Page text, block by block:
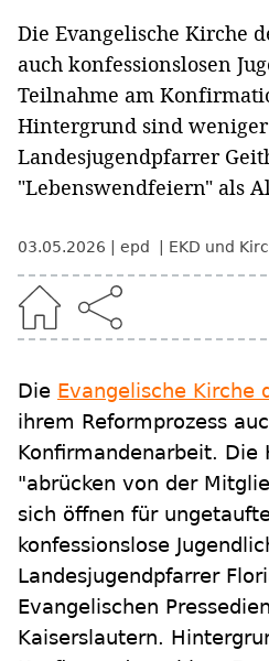
Die Evangelische Kirche
auch konfessionslosen
Teilnahme am
Hintergrund sind
Landesjugendpfarrer
"Lebenswendfeiern" als
03.05.2026 epd EKD und
Die Evangelische Kirche
ihrem Reformprozess
Konfirmandenarbeit. Die
"abrücken von der
sich öffnen für
konfessionslose
Landesjugendpfarrer
Evangelischen
Kaiserslautern.